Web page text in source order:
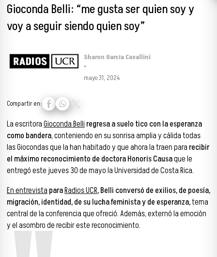
Gioconda Belli: “me gusta ser quien soy y
voy a seguir siendo quien soy”
Sharon García Cavallini
-
mayo 31, 2024
Compartir en:
La escritoraGioconda Belliregresa a suelo tico con la esperanza
como bandera, conteniendo en su sonrisa amplia y cálida todas
las Giocondas que la han habitado y que ahora la traen para recibir
el máximo reconocimiento de doctora Honoris Causaque le
entregó este jueves 30 de mayo la Universidad de Costa Rica.
En entrevistaparaRadios UCR, Belli conversó de exilios, de poesía,
migración, identidad, de su lucha feminista y de esperanza,tema
central de la conferencia que ofreció. Además, externó la emoción
y el asombro de recibir este reconocimiento.